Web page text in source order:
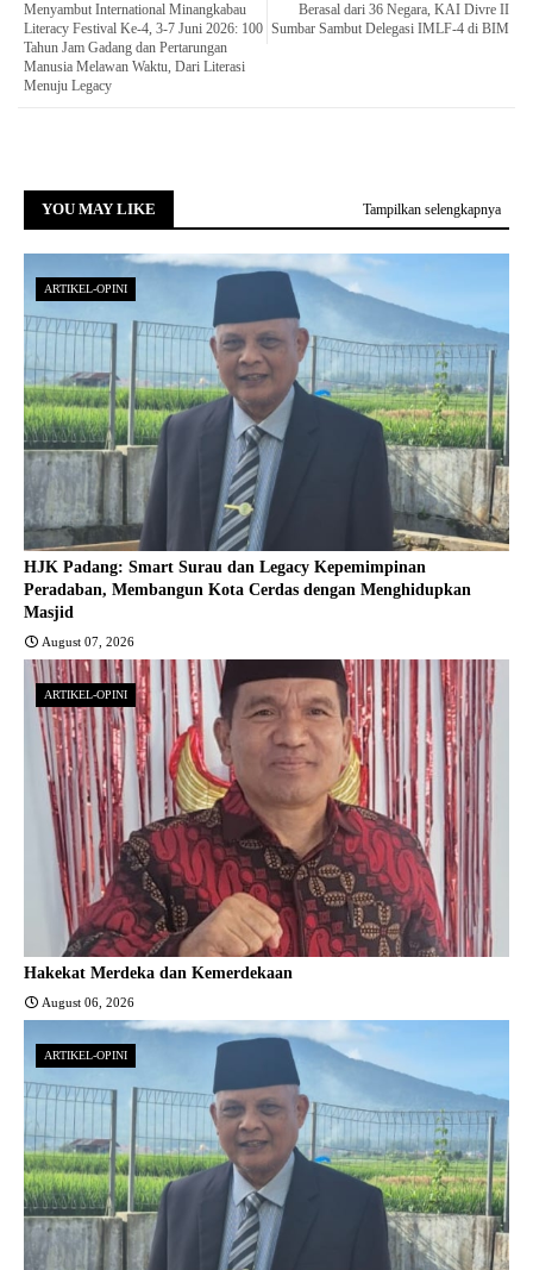
Berasal dari 36 Negara, KAI Divre II
Sumbar Sambut Delegasi IMLF-4 di BIM
Menyambut International Minangkabau
Literacy Festival Ke-4, 3-7 Juni 2026: 100
Tahun Jam Gadang dan Pertarungan
Manusia Melawan Waktu, Dari Literasi
Menuju Legacy
YOU MAY LIKE Tampilkan selengkapnya
ARTIKEL-OPINI
HJK Padang: Smart Surau dan Legacy Kepemimpinan
Peradaban, Membangun Kota Cerdas dengan Menghidupkan
Masjid
August 07, 2026
ARTIKEL-OPINI
Hakekat Merdeka dan Kemerdekaan
August 06, 2026
ARTIKEL-OPINI